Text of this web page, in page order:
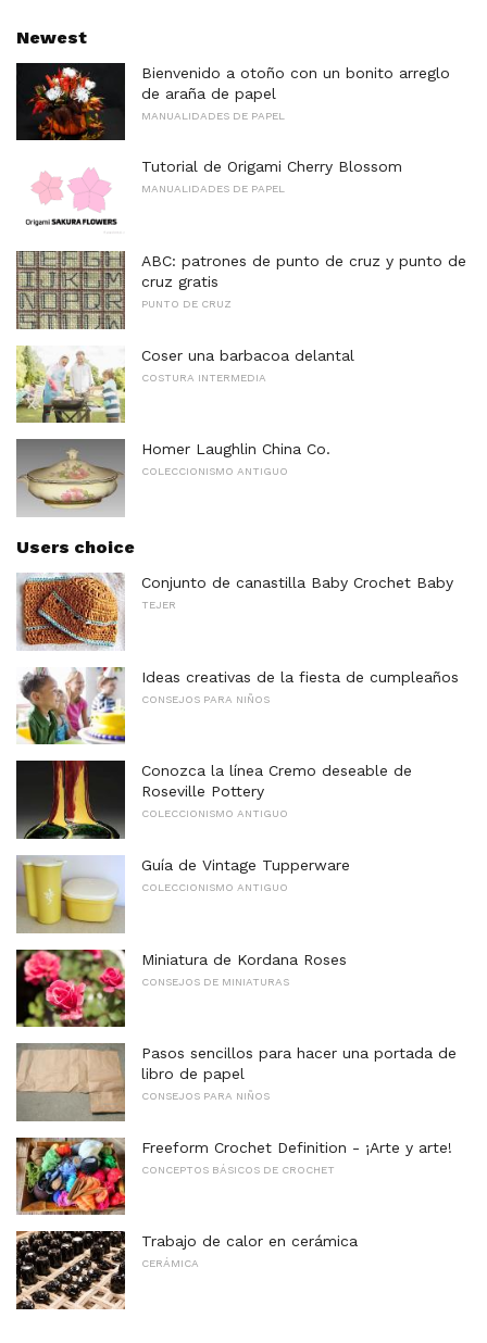
Newest
Bienvenido a otoño con un bonito arreglo
de araña de papel
MANUALIDADES DE PAPEL
Tutorial de Origami Cherry Blossom
MANUALIDADES DE PAPEL
ABC: patrones de punto de cruz y punto de
cruz gratis
PUNTO DE CRUZ
Coser una barbacoa delantal
COSTURA INTERMEDIA
Homer Laughlin China Co.
COLECCIONISMO ANTIGUO
Users choice
Conjunto de canastilla Baby Crochet Baby
TEJER
Ideas creativas de la fiesta de cumpleaños
CONSEJOS PARA NIÑOS
Conozca la línea Cremo deseable de
Roseville Pottery
COLECCIONISMO ANTIGUO
Guía de Vintage Tupperware
COLECCIONISMO ANTIGUO
Miniatura de Kordana Roses
CONSEJOS DE MINIATURAS
Pasos sencillos para hacer una portada de
libro de papel
CONSEJOS PARA NIÑOS
Freeform Crochet Definition - ¡Arte y arte!
CONCEPTOS BÁSICOS DE CROCHET
Trabajo de calor en cerámica
CERÁMICA